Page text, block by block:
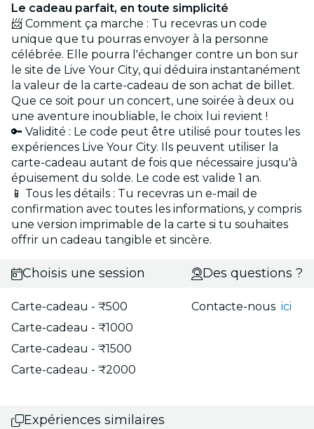
Le cadeau parfait, en toute simplicité
📨 Comment ça marche : Tu recevras un code
unique que tu pourras envoyer à la personne
célébrée. Elle pourra l'échanger contre un bon sur
le site de Live Your City, qui déduira instantanément
la valeur de la carte-cadeau de son achat de billet.
Que ce soit pour un concert, une soirée à deux ou
une aventure inoubliable, le choix lui revient !
🔑 Validité : Le code peut être utilisé pour toutes les
expériences Live Your City. Ils peuvent utiliser la
carte-cadeau autant de fois que nécessaire jusqu'à
épuisement du solde. Le code est valide 1 an.
📱 Tous les détails : Tu recevras un e-mail de
confirmation avec toutes les informations, y compris
une version imprimable de la carte si tu souhaites
offrir un cadeau tangible et sincère.
Choisis une session
Carte-cadeau - ₹500
Carte-cadeau - ₹1000
Carte-cadeau - ₹1500
Carte-cadeau - ₹2000
Des questions ?
Contacte-nousici
Expériences similaires